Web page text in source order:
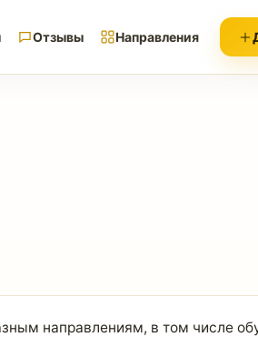
Отзывы Направления
направлениям, в том числе